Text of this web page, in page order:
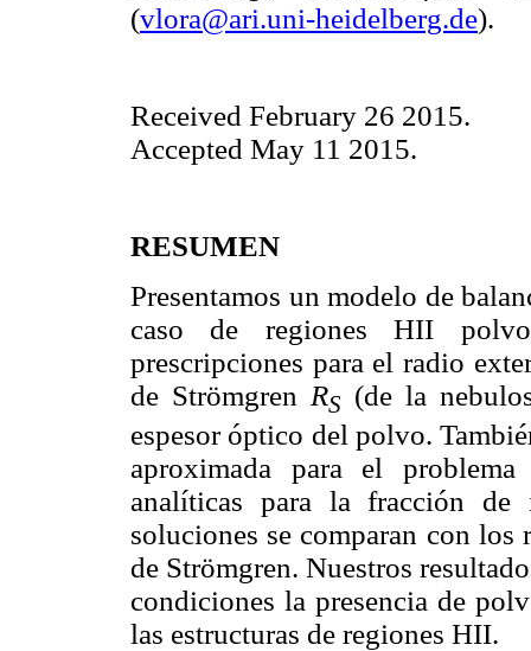
(vlora@ari.uni-heidelberg.de).
Received February 26 2015.
Accepted May 11 2015.
RESUMEN
Presentamos un modelo de
caso de regiones HII
prescripciones para el radio
de Strömgren RS (de la
espesor óptico del polvo.
aproximada para el
analíticas para la fracción
soluciones se comparan con los
de Strömgren. Nuestros
condiciones la presencia de
las estructuras de regiones HII.